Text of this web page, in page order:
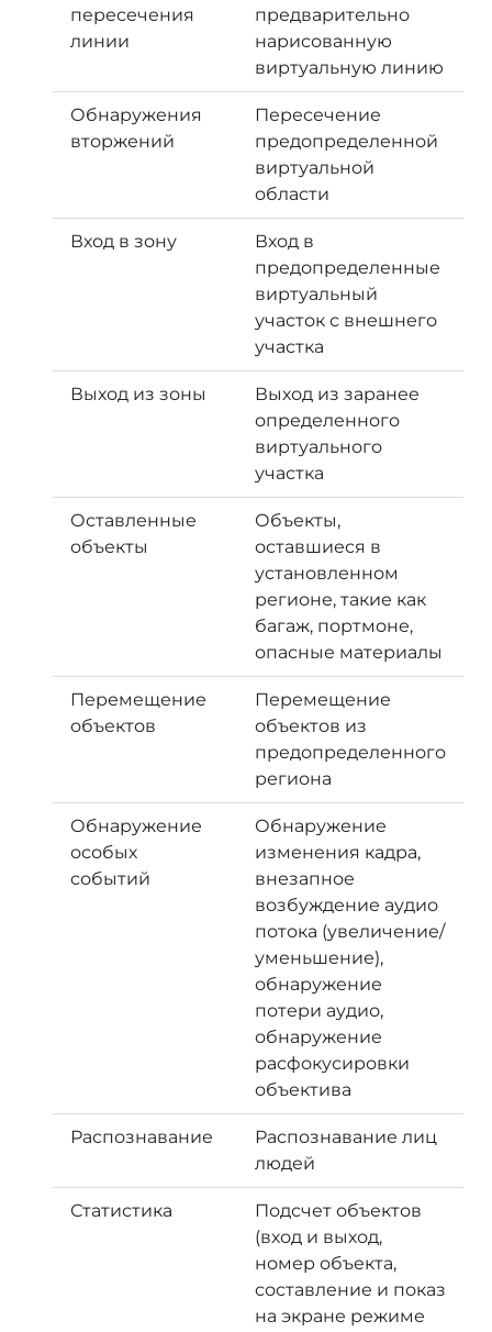
пересечения
линии
предварительно
нарисованную
виртуальную линию
Обнаружения
вторжений
Пересечение
предопределенной
виртуальной
области
Вход в зону
Вход в
предопределенные
виртуальный
участок с внешнего
участка
Выход из зоны
Выход из заранее
определенного
виртуального
участка
Оставленные
объекты
Объекты,
оставшиеся в
установленном
регионе, такие как
багаж, портмоне,
опасные материалы
Перемещение
объектов
Перемещение
объектов из
предопределенного
региона
Обнаружение
особых
событий
Обнаружение
изменения кадра,
внезапное
возбуждение аудио
потока (увеличение/
уменьшение),
обнаружение
потери аудио,
обнаружение
расфокусировки
объектива
Распознавание
Распознавание лиц
людей
Статистика
Подсчет объектов
(вход и выход,
номер объекта,
составление и показ
на экране режиме